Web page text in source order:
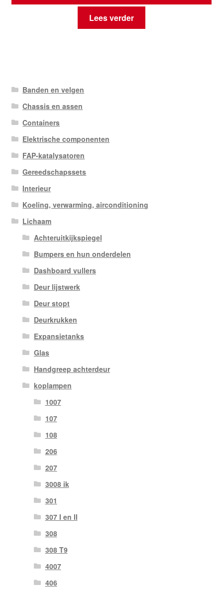
Lees verder
Banden en velgen
Chassis en assen
Containers
Elektrische componenten
FAP-katalysatoren
Gereedschapssets
Interieur
Koeling, verwarming, airconditioning
Lichaam
Achteruitkijkspiegel
Bumpers en hun onderdelen
Dashboard vullers
Deur lijstwerk
Deur stopt
Deurkrukken
Expansietanks
Glas
Handgreep achterdeur
koplampen
1007
107
108
206
207
3008 ik
301
307 I en II
308
308 T9
4007
406